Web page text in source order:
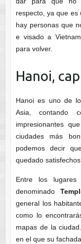
respecto, ya que es
hay personas que
e visado a
para volver.
Hanoi,
Hanoi es uno de
Asia, contando
impresionantes
ciudades más
podemos decir
quedado
Entre los
denominado
general los
como lo
mapas de la
en el que su